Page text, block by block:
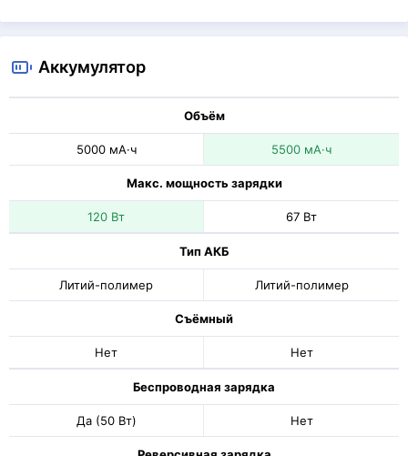
Аккумулятор
Объём
5000 мА·ч 5500 мА·ч
Макс. мощность зарядки
120 Вт 67 Вт
Тип АКБ
Литий-полимер Литий-полимер
Съёмный
Нет Нет
Беспроводная зарядка
Да (50 Вт) Нет